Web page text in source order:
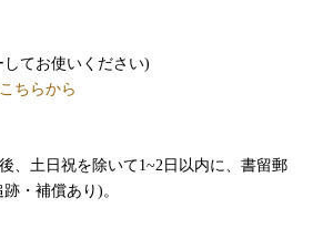
てお使いください)
ちらから
、土日祝を除いて1~2日以内に、書留郵
・補償あり)。